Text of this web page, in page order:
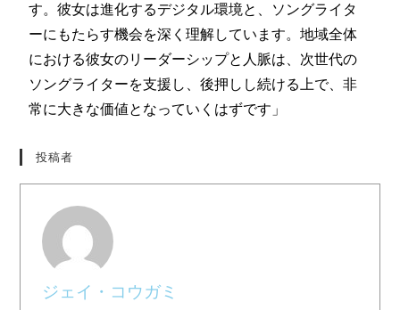
す。彼女は進化するデジタル環境と、ソングライタ
ーにもたらす機会を深く理解しています。地域全体
における彼女のリーダーシップと人脈は、次世代の
ソングライターを支援し、後押しし続ける上で、非
常に大きな価値となっていくはずです」
投稿者
ジェイ・コウガミ